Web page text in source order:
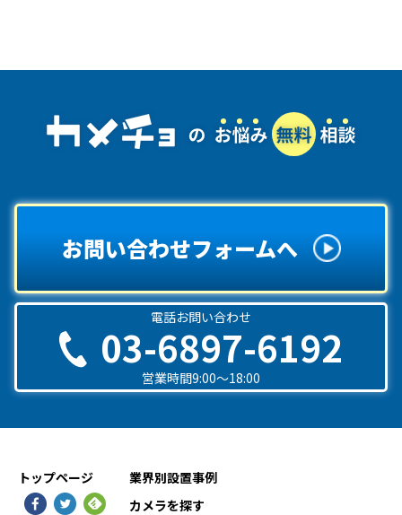
お問い合わせフォームへ
電話お問い合わせ
03-6897-6192
営業時間9:00〜18:00
トップページ
業界別設置事例
カメラを探す